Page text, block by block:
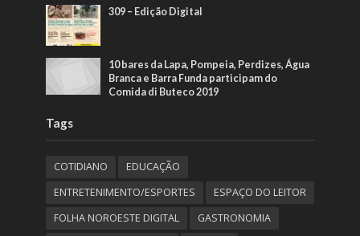
309 – Edição Digital
10 bares da Lapa, Pompeia, Perdizes, Água
Branca e Barra Funda participam do
Comida di Buteco 2019
Tags
COTIDIANO
EDUCAÇÃO
ENTRETENIMENTO/ESPORTES
ESPAÇO DO LEITOR
FOLHA NOROESTE DIGITAL
GASTRONOMIA